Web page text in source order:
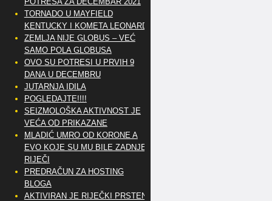
TORNADO U MAYFIELD
KENTUCKY I KOMETA LEONARD
ZEMLJA NIJE GLOBUS – VEĆ
SAMO POLA GLOBUSA
OVO SU POTRESI U PRVIH 9
DANA U DECEMBRU
JUTARNJA IDILA
POGLEDAJTE!!!!
SEIZMOLOŠKA AKTIVNOST JE
VEĆA OD PRIKAZANE
MLADIĆ UMRO OD KORONE A
EVO KOJE SU MU BILE ZADNJE
RIJEČI
PREDRAČUN ZA HOSTING
BLOGA
AKTIVIRAN JE RIJEČKI PRSTEN